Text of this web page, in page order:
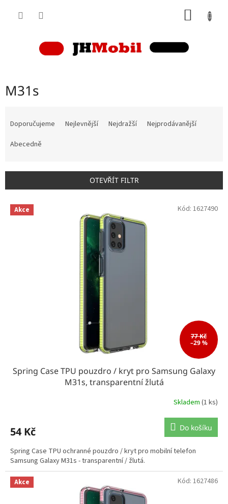
M31s
r
o
d
Doporučujeme Nejlevnější Nejdražší
Nejprodávanější
Abecedně
OTEVŘÍT FILTR
V Akce
77 Kč
–29 %
Spring Case TPU pouzdro / kryt pro Samsung Galaxy
M31s, transparentní žlutá
Skladem (1 ks)
54 Kč Do košíku
Spring Case TPU ochranné pouzdro / kryt pro mobilní telefon
Samsung Galaxy M31s - transparentní / žlutá.
Kód: 1627490
Akce Kód: 1627486